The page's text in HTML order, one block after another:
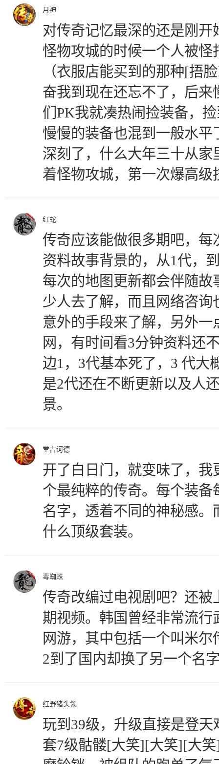
月神
对传奇记忆最深的还是刚
怪物攻城的时候一个人被
（衣服店能买到的那种[捂
奋我到现在还忘不了，后
们PK我就凑热闹捡装备，
慢慢的装备也混到一般水
深刻了，什么大年三十从
着怪物攻城，第一次爆高
红蛇
传奇应该能做很多期吧，
资料故事背景的，从1代，
每次的地图更新都会伴随
少人去了解，而且网络咨
意外的手段来了解，另外
网，有时间看3分钟资料还
边1，3代基本死了，3 代大
是2代还在不断更新以及人
景。
堂吉诃德
开了白日门，就变味了，
个最纯粹的传奇。每个装
名字，透着不同的神秘感
什么顶级套装。
毒蜘蛛
传奇改编过电视剧吧？还
期视频。韩国曾经非常流
网游，其中包括一个叫米
2到了国内却换了另一个名
红野猪头领
玩到39级，升级直接是登
套7级骷髅[大笑][大笑][大